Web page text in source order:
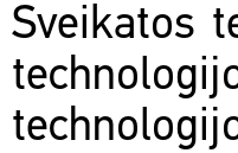
Sveikatos